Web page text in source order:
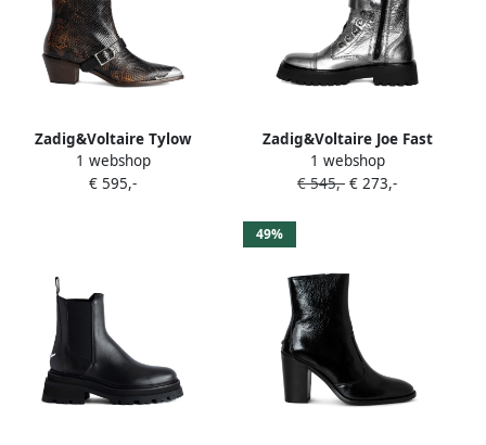
Zadig&Voltaire Tylow
enkellaarzen Zwart
1 webshop
€ 595,-
Zadig&Voltaire Joe Fast
leren Combat boots met
metallic-effect Grijs
1 webshop
€ 545,- € 273,-
49%